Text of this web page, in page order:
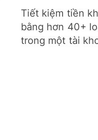
Tiết kiệm tiền
bằng hơn 40+
trong một tài